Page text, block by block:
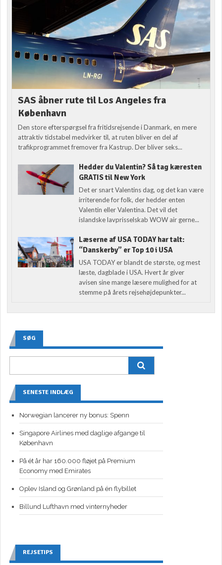
SAS åbner rute til Los Angeles fra
København
Den store efterspørgsel fra fritidsrejsende i Danmark, en mere
attraktiv tidstabel medvirker til, at ruten bliver en del af
trafikprogrammet fremover fra Kastrup. Der bliver seks...
Hedder du Valentin? Så tag kæresten
GRATIS til New York
Det er snart Valentins dag, og det kan være
irriterende for folk, der hedder enten
Valentin eller Valentina. Det vil det
islandske lavprisselskab WOW air gerne...
Læserne af USA TODAY har talt:
“Danskerby” er Top 10 i USA
USA TODAY er blandt de største, og mest
læste, dagblade i USA. Hvert år giver
avisen sine mange læsere mulighed for at
stemme på årets rejsehøjdepunkter...
SØG
SENESTE INDLÆG
Norwegian lancerer ny bonus: Spenn
Singapore Airlines med daglige afgange til
København
På ét år har 160.000 fløjet på Premium
Economy med Emirates
Oplev Island og Grønland på én flybillet
Billund Lufthavn med vinternyheder
REJSETIPS